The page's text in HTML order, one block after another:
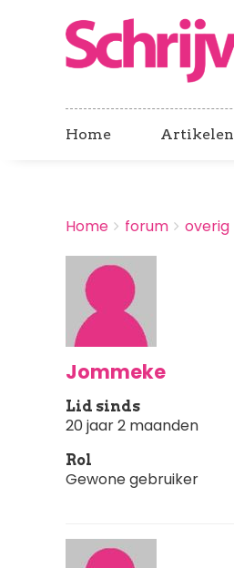
Home Artikelen
BREADCRUMBS
You
here:
Home forum overig
Jommeke
Lid sinds
20 jaar 2 maanden
Rol
Gewone gebruiker